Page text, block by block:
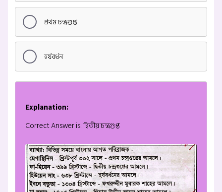
প্রথম চন্দ্রগুপ্ত
হর্যবর্ধন
Explanation:
Correct Answer is: দ্বিতীয় চন্দ্রগুপ্ত